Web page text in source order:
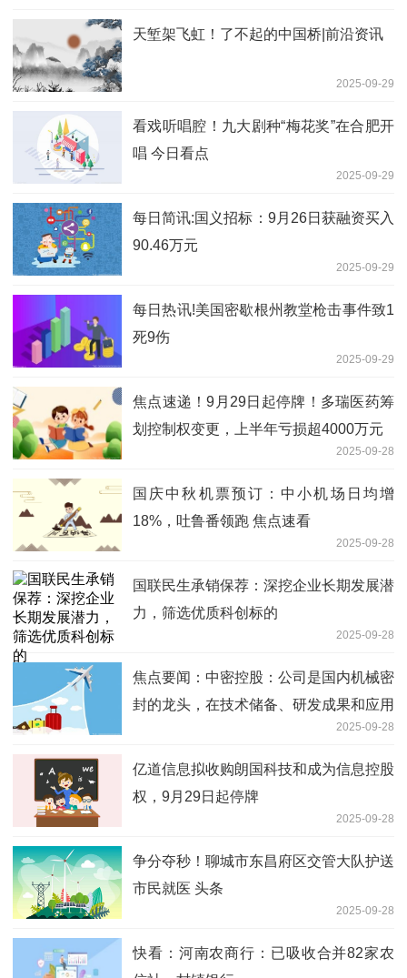
天堑架飞虹！了不起的中国桥|前沿资讯
2025-09-29
看戏听唱腔！九大剧种“梅花奖”在合肥开
唱 今日看点
2025-09-29
每日简讯:国义招标：9月26日获融资买入
90.46万元
2025-09-29
每日热讯!美国密歇根州教堂枪击事件致1
死9伤
2025-09-29
焦点速递！9月29日起停牌！多瑞医药筹
划控制权变更，上半年亏损超4000万元
2025-09-28
国庆中秋机票预订：中小机场日均增
18%，吐鲁番领跑 焦点速看
2025-09-28
国联民生承销保荐：深挖企业长期发展潜
力，筛选优质科创标的
2025-09-28
焦点要闻：中密控股：公司是国内机械密
封的龙头，在技术储备、研发成果和应用
2025-09-28
亿道信息拟收购朗国科技和成为信息控股
权，9月29日起停牌
2025-09-28
争分夺秒！聊城市东昌府区交管大队护送
市民就医 头条
2025-09-28
快看：河南农商行：已吸收合并82家农